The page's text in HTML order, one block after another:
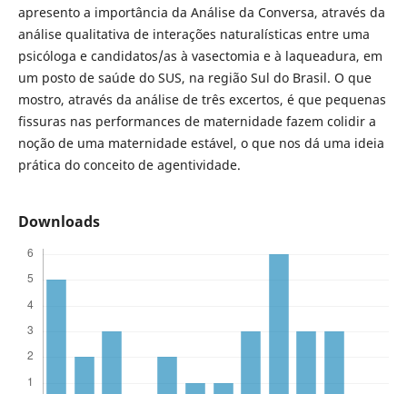
apresento a importância da Análise da Conversa, através da
análise qualitativa de interações naturalísticas entre uma
psicóloga e candidatos/as à vasectomia e à laqueadura, em
um posto de saúde do SUS, na região Sul do Brasil. O que
mostro, através da análise de três excertos, é que pequenas
fissuras nas performances de maternidade fazem colidir a
noção de uma maternidade estável, o que nos dá uma ideia
prática do conceito de agentividade.
Downloads